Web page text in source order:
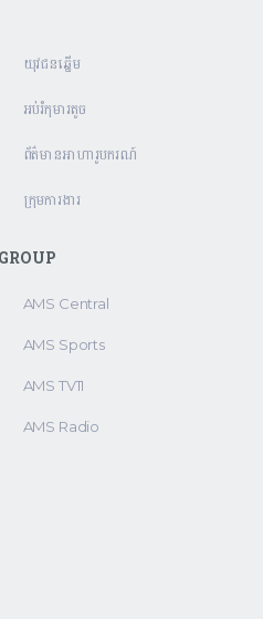
យុវជនឆ្នើម
អប់រំកុមារតូច
ព័ត៌មានអាហារូបករណ៍
ក្រុមការងារ
AMS Central
AMS Sports
AMS TV11
AMS Radio